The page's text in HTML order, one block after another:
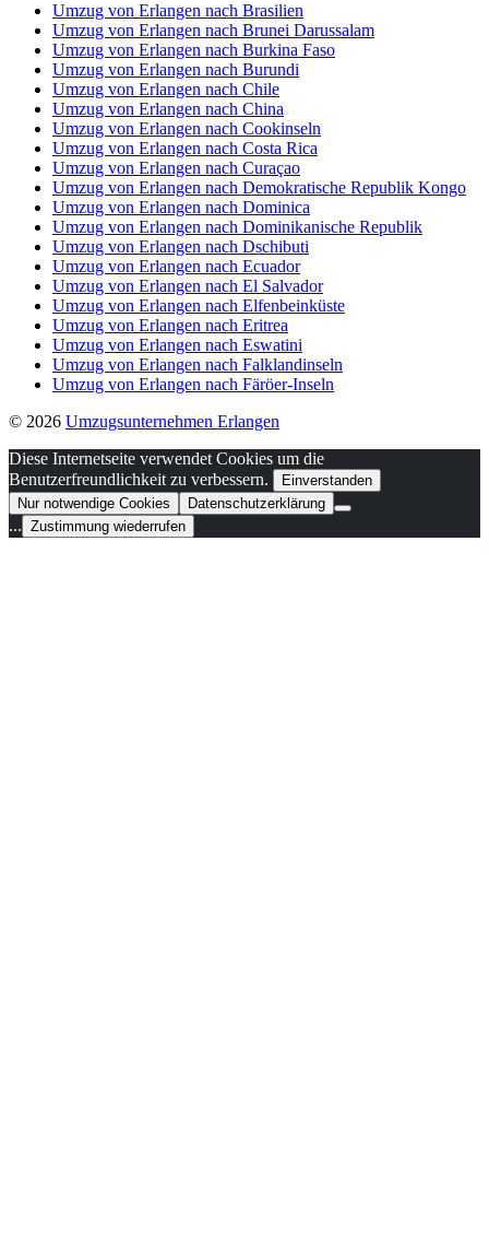
Umzug von Erlangen nach Brasilien
Umzug von Erlangen nach Brunei Darussalam
Umzug von Erlangen nach Burkina Faso
Umzug von Erlangen nach Burundi
Umzug von Erlangen nach Chile
Umzug von Erlangen nach China
Umzug von Erlangen nach Cookinseln
Umzug von Erlangen nach Costa Rica
Umzug von Erlangen nach Curaçao
Umzug von Erlangen nach Demokratische Republik Kongo
Umzug von Erlangen nach Dominica
Umzug von Erlangen nach Dominikanische Republik
Umzug von Erlangen nach Dschibuti
Umzug von Erlangen nach Ecuador
Umzug von Erlangen nach El Salvador
Umzug von Erlangen nach Elfenbeinküste
Umzug von Erlangen nach Eritrea
Umzug von Erlangen nach Eswatini
Umzug von Erlangen nach Falklandinseln
Umzug von Erlangen nach Färöer-Inseln
© 2026 Umzugsunternehmen Erlangen
Diese Internetseite verwendet Cookies um die
Benutzerfreundlichkeit zu verbessern.
Einverstanden
Nur notwendige Cookies
Datenschutzerklärung
... Zustimmung wiederrufen